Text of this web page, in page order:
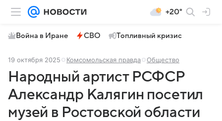
+20°
Война в Иране СВО Топливный кризис
19 октября 2025 Комсомольская правда Общество
Народный артист РСФСР
Александр Калягин посетил
музей в Ростовской области